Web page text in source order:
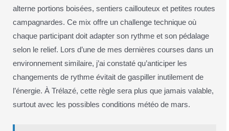
alterne portions boisées, sentiers caillouteux et petites routes
campagnardes. Ce mix offre un challenge technique où
chaque participant doit adapter son rythme et son pédalage
selon le relief. Lors d’une de mes dernières courses dans un
environnement similaire, j’ai constaté qu’anticiper les
changements de rythme évitait de gaspiller inutilement de
l’énergie. À Trélazé, cette règle sera plus que jamais valable,
surtout avec les possibles conditions météo de mars.